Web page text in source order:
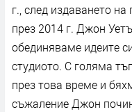
г., след издаването
през 2014 г. Джон
обединяваме идеите
студиото. С голяма
през това време и
съжаление Джон